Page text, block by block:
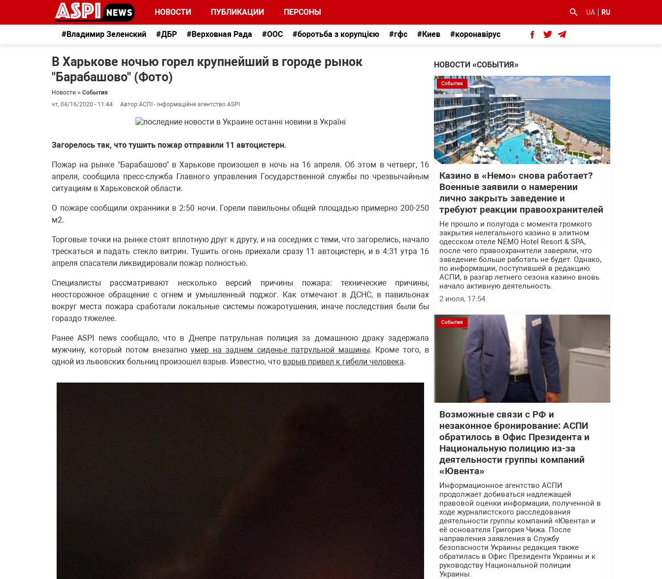
НОВОСТИ ПУБЛИКАЦИИ ПЕРСОНЫ UA RU
#Владимир Зеленский #ДБР #Верховная Рада #ООС #боротьба з корупцією #гфс #Киев #коронавірус
В Харькове ночью горел крупнейший в городе рынок
"Барабашово" (Фото)
Новости » События
чт, 04/16/2020 - 11:44
Автор:АСПІ - інформаційне агентство ASPI
Загорелось так, что тушить пожар отправили 11 автоцистерн.
Пожар на рынке "Барабашово" в Харькове произошел в ночь на 16 апреля. Об этом в четверг, 16
апреля, сообщила пресс-служба Главного управления Государственной службы по чрезвычайным
ситуациям в Харьковской области.
О пожаре сообщили охранники в 2:50 ночи. Горели павильоны общей площадью примерно 200-250
м2.
Торговые точки на рынке стоят вплотную друг к другу, и на соседних с теми, что загорелись, начало
трескаться и падать стекло витрин. Тушить огонь приехали сразу 11 автоцистерн, и в 4:31 утра 16
апреля спасатели ликвидировали пожар полностью.
Специалисты рассматривают несколько версий причины пожара: технические причины,
неосторожное обращение с огнем и умышленный поджог. Как отмечают в ДСНС, в павильонах
вокруг места пожара сработали локальные системы пожаротушения, иначе последствия были бы
гораздо тяжелее.
Ранее ASPI news сообщало, что в Днепре патрульная полиция за домашнюю драку задержала
мужчину, который потом внезапноумер на заднем сиденье патрульной машины. Кроме того, в
одной из львовских больниц произошел взрыв. Известно, что взрыв привел к гибели человека.
НОВОСТИ «СОБЫТИЯ»
События
Казино в «Немо» снова работает?
Военные заявили о намерении
лично закрыть заведение и
требуют реакции правоохранителей
Не прошло и полугода с момента громкого
закрытия нелегального казино в элитном
одесском отеле NEMO Hotel Resort & SPA,
после чего правоохранители заверяли, что
заведение больше работать не будет. Однако,
по информации, поступившей в редакцию
АСПИ, в разгар летнего сезона казино вновь
начало активную деятельность.
2 июля, 17:54
События
Возможные связи с РФ и
незаконное бронирование: АСПИ
обратилось в Офис Президента и
Национальную полицию из-за
деятельности группы компаний
«Ювента»
Информационное агентство АСПИ
продолжает добиваться надлежащей
правовой оценки информации, полученной в
ходе журналистского расследования
деятельности группы компаний «Ювента» и
её основателя Григория Чижа. После
направления заявления в Службу
безопасности Украины редакция также
обратилась в Офис Президента Украины и к
руководству Национальной полиции
Украины.